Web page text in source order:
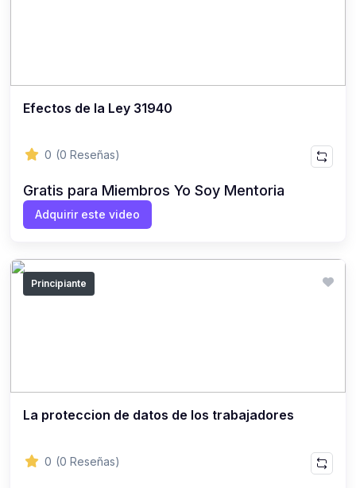
Efectos de la Ley 31940
0 (0 Reseñas)
Gratis para Miembros Yo Soy Mentoria
Adquirir este video
Principiante
La proteccion de datos de los trabajadores
0 (0 Reseñas)